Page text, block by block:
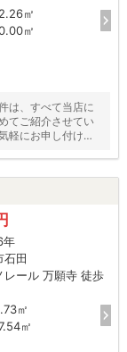
㎡
㎡
は、すべて当店に
てご紹介させてい
軽にお申し付けく
年
石田
レール 万願寺 徒歩
㎡
㎡